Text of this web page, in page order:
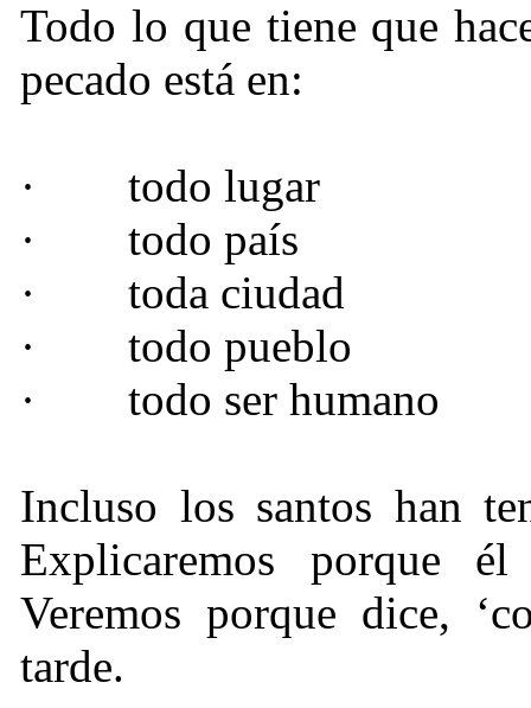
Todo lo que tiene que
pecado está en:
·
todo lugar
·
todo país
·
toda ciudad
·
todo pueblo
·
todo ser humano
Incluso los santos han
Explicaremos porque
Veremos porque dice,
tarde.